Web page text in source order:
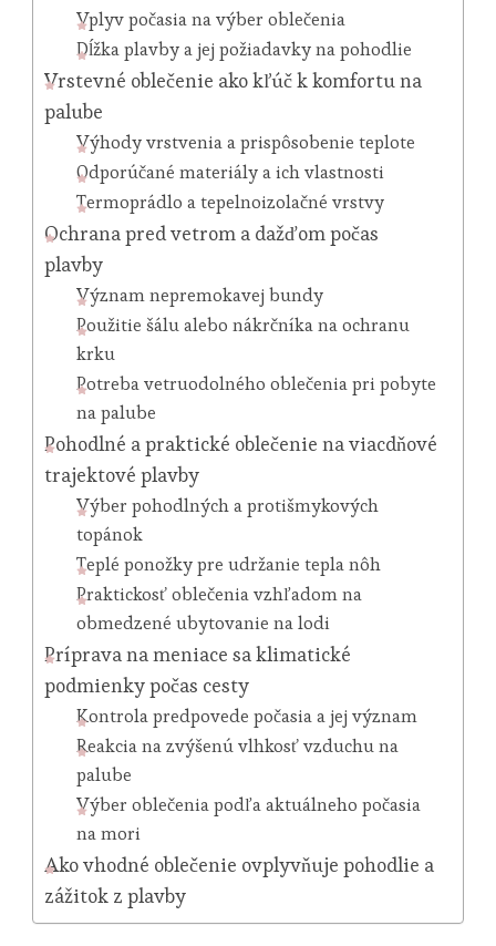
Vplyv počasia na výber oblečenia
Dĺžka plavby a jej požiadavky na pohodlie
Vrstevné oblečenie ako kľúč k komfortu na
palube
Výhody vrstvenia a prispôsobenie teplote
Odporúčané materiály a ich vlastnosti
Termoprádlo a tepelnoizolačné vrstvy
Ochrana pred vetrom a dažďom počas
plavby
Význam nepremokavej bundy
Použitie šálu alebo nákrčníka na ochranu
krku
Potreba vetruodolného oblečenia pri pobyte
na palube
Pohodlné a praktické oblečenie na viacdňové
trajektové plavby
Výber pohodlných a protišmykových
topánok
Teplé ponožky pre udržanie tepla nôh
Praktickosť oblečenia vzhľadom na
obmedzené ubytovanie na lodi
Príprava na meniace sa klimatické
podmienky počas cesty
Kontrola predpovede počasia a jej význam
Reakcia na zvýšenú vlhkosť vzduchu na
palube
Výber oblečenia podľa aktuálneho počasia
na mori
Ako vhodné oblečenie ovplyvňuje pohodlie a
zážitok z plavby